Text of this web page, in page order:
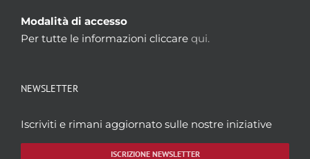
Modalità di accesso
Per tutte le informazioni cliccare qui.
NEWSLETTER
Iscriviti e rimani aggiornato sulle nostre iniziative
ISCRIZIONE NEWSLETTER